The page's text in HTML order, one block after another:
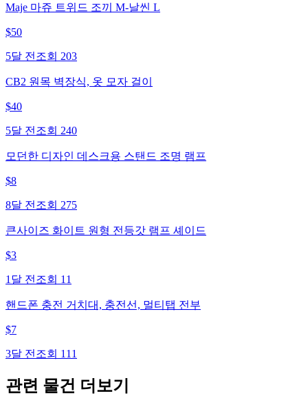
Maje 마쥬 트위드 조끼 M-날씬 L
$50
5달 전 조회 203
CB2 원목 벽장식, 옷 모자 걸이
$40
5달 전 조회 240
모던한 디자인 데스크용 스탠드 조명 램프
$8
8달 전 조회 275
큰사이즈 화이트 원형 전등갓 램프 셰이드
$3
1달 전 조회 11
핸드폰 충전 거치대, 충전선, 멀티탭 전부
$7
3달 전 조회 111
관련 물건 더보기